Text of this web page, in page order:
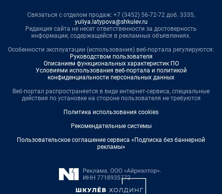
Связаться с отделом продаж: +7 (3452) 56-72-72 доб. 3335,
yuliya.latypova@shkulev.ru
Редакция сайта не несет ответственности за достоверность
информации, содержащейся в рекламных объявлениях.
Особенности эксплуатации (использования) веб-портала регулируются:
Руководством пользователя
Описанием функциональных характеристик ПО
Условиями использования веб-портала и политикой
конфиденциальности персональных данных
Веб-портал распространяется в виде интернет-сервиса, специальные
действия по установке на стороне пользователя не требуются
Политика использования cookies
Рекомендательные системы
Пользовательское соглашение сервиса «Подписка без баннерной
рекламы»